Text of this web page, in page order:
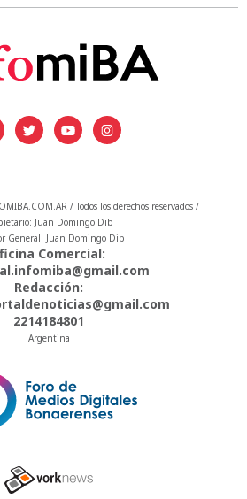
/ Todos los derechos reservados /
Juan Domingo Dib
General: Juan Domingo Dib
Comercial:
Redacción:
2214184801
Argentina